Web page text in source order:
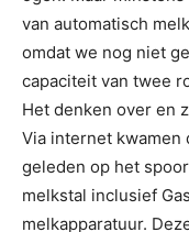
van automatisch
omdat we nog niet
capaciteit van twee
Het denken over en
Via internet kwamen
geleden op het
melkstal inclusief
melkapparatuur.